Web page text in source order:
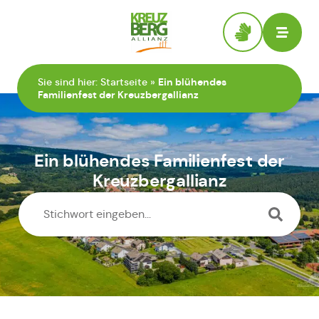
Sie sind hier: Startseite » Ein blühendes
Familienfest der Kreuzbergallianz
Ein blühendes Familienfest der
Kreuzbergallianz